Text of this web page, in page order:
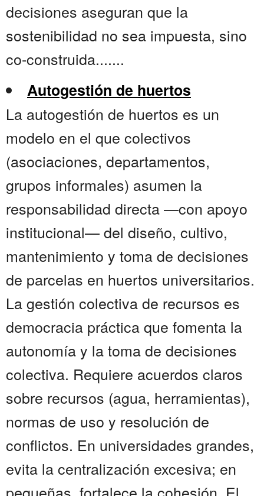
decisiones aseguran que la
sostenibilidad no sea impuesta, sino
co-construida.......
Autogestión de huertos
La autogestión de huertos es un
modelo en el que colectivos
(asociaciones, departamentos,
grupos informales) asumen la
responsabilidad directa —con apoyo
institucional— del diseño, cultivo,
mantenimiento y toma de decisiones
de parcelas en huertos universitarios.
La gestión colectiva de recursos es
democracia práctica que fomenta la
autonomía y la toma de decisiones
colectiva. Requiere acuerdos claros
sobre recursos (agua, herramientas),
normas de uso y resolución de
conflictos. En universidades grandes,
evita la centralización excesiva; en